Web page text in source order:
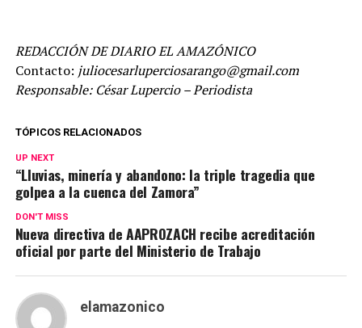
REDACCIÓN DE DIARIO EL AMAZÓNICO
Contacto: juliocesarluperciosarango@gmail.com
Responsable: César Lupercio – Periodista
TÓPICOS RELACIONADOS
UP NEXT
“Lluvias, minería y abandono: la triple tragedia que
golpea a la cuenca del Zamora”
DON'T MISS
Nueva directiva de AAPROZACH recibe acreditación
oficial por parte del Ministerio de Trabajo
elamazonico